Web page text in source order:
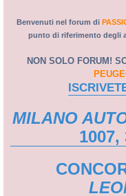
Benvenuti nel forum di
punto di riferimento degli
NON SOLO FORUM!
MILANO
1007,